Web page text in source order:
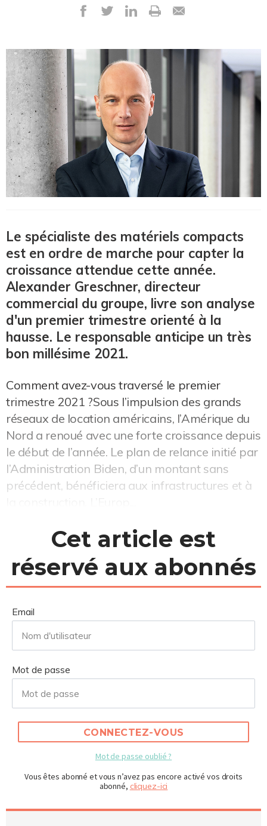
Le spécialiste des matériels compacts
est en ordre de marche pour capter la
croissance attendue cette année.
Alexander Greschner, directeur
commercial du groupe, livre son analyse
d'un premier trimestre orienté à la
hausse. Le responsable anticipe un très
bon millésime 2021.
Comment avez-vous traversé le premier
trimestre 2021 ?Sous l’impulsion des grands
réseaux de location américains, l’Amérique du
Nord a renoué avec une forte croissance depuis
le début de l’année. Le plan de relance initié par
l’Administration Biden, d’un montant sans
précédent, bénéficiera aux infrastructures et à
Cet article est
réservé aux abonnés
Email
Mot de passe
CONNECTEZ-VOUS
Mot de passe oublié ?
Vous êtes abonné et vous n’avez pas encore activé vos droits
abonné, cliquez-ici